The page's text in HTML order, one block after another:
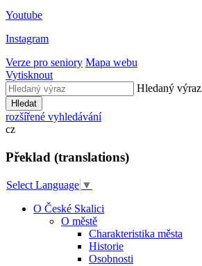
Youtube
Instagram
Verze pro seniory Mapa webu
Vytisknout
Hledaný výraz
Hledat
rozšířené vyhledávání
cz
Překlad (translations)
Select Language ▼
O České Skalici
O městě
Charakteristika města
Historie
Osobnosti